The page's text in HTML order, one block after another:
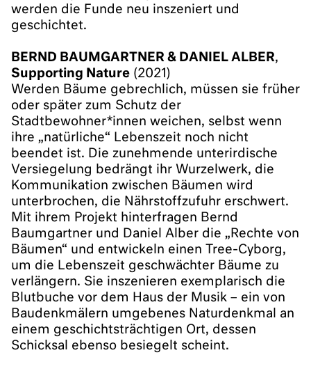
werden die Funde neu inszeniert und
geschichtet.
BERND BAUMGARTNER & DANIEL ALBER,
Supporting Nature(2021)
Werden Bäume gebrechlich, müssen sie früher
oder später zum Schutz der
Stadtbewohner*innen weichen, selbst wenn
ihre „natürliche“ Lebenszeit noch nicht
beendet ist. Die zunehmende unterirdische
Versiegelung bedrängt ihr Wurzelwerk, die
Kommunikation zwischen Bäumen wird
unterbrochen, die Nährstoffzufuhr erschwert.
Mit ihrem Projekt hinterfragen Bernd
Baumgartner und Daniel Alber die „Rechte von
Bäumen“ und entwickeln einen Tree-Cyborg,
um die Lebenszeit geschwächter Bäume zu
verlängern. Sie inszenieren exemplarisch die
Blutbuche vor dem Haus der Musik – ein von
Baudenkmälern umgebenes Naturdenkmal an
einem geschichtsträchtigen Ort, dessen
Schicksal ebenso besiegelt scheint.